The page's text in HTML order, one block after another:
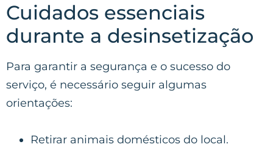
Cuidados essenciais
durante a desinsetização
Para garantir a segurança e o sucesso do
serviço, é necessário seguir algumas
orientações:
Retirar animais domésticos do local.